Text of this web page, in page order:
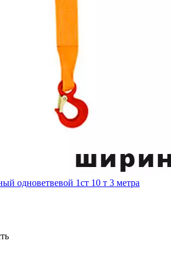
одноветвевой 1ст 10 т 3 метра